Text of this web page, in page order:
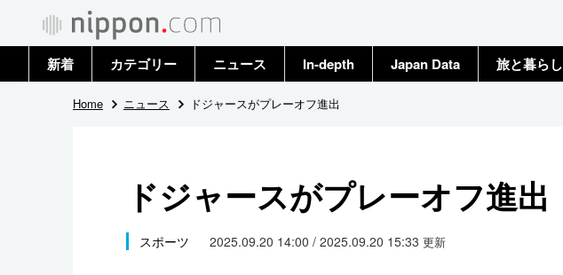
新着 カテゴリー
政治・外交
ニュース
トップ
In-depth Japan Data 旅と暮らし
Home ニュース ドジャースがプレーオフ進出
ドジャースがプレーオフ進出
スポーツ 2025.09.20 14:00 / 2025.09.20 15:33 更新